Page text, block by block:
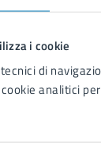
i cookie
di
analitici
Giunta
Consiglio